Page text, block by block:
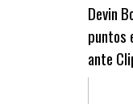
Devin
puntos
ante